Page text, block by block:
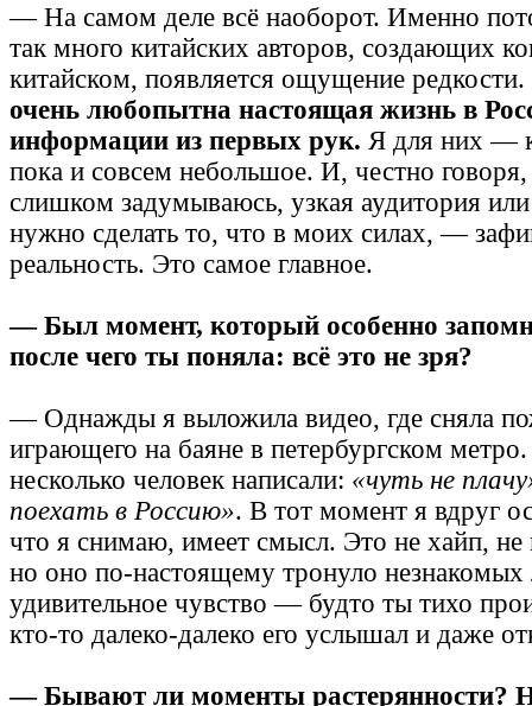
— На самом деле всё наоборот. Именно
так много китайских авторов, создающих
китайском, появляется ощущение редкости.
очень любопытна настоящая жизнь в
информации из первых рук. Я для них —
пока и совсем небольшое. И, честно говоря,
слишком задумываюсь, узкая аудитория или
нужно сделать то, что в моих силах, —
реальность. Это самое главное.
— Был момент, который особенно
после чего ты поняла: всё это не зря?
— Однажды я выложила видео, где сняла
играющего на баяне в петербургском
несколько человек написали: «чуть не
поехать в Россию». В тот момент я вдруг
что я снимаю, имеет смысл. Это не хайп,
но оно по-настоящему тронуло
удивительное чувство — будто ты тихо
кто-то далеко-далеко его услышал и даже
— Бывают ли моменты растерянности?